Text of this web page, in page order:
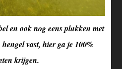
en ook nog eens plukken met
vast, hier ga je 100%
krijgen.